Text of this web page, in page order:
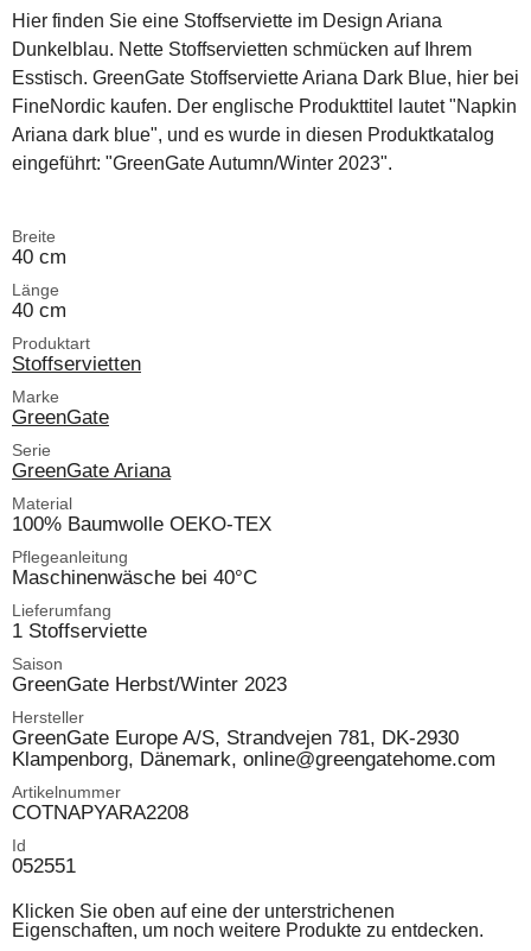
Hier finden Sie eine Stoffserviette im Design Ariana
Dunkelblau. Nette Stoffservietten schmücken auf Ihrem
Esstisch. GreenGate Stoffserviette Ariana Dark Blue, hier bei
FineNordic kaufen. Der englische Produkttitel lautet "Napkin
Ariana dark blue", und es wurde in diesen Produktkatalog
eingeführt: "GreenGate Autumn/Winter 2023".
Breite
40 cm
Länge
40 cm
Produktart
Stoffservietten
Marke
GreenGate
Serie
GreenGate Ariana
Material
100% Baumwolle OEKO-TEX
Pflegeanleitung
Maschinenwäsche bei 40°C
Lieferumfang
1 Stoffserviette
Saison
GreenGate Herbst/Winter 2023
Hersteller
GreenGate Europe A/S, Strandvejen 781, DK-2930
Klampenborg, Dänemark, online@greengatehome.com
Artikelnummer
COTNAPYARA2208
Id
052551
Klicken Sie oben auf eine der unterstrichenen
Eigenschaften, um noch weitere Produkte zu entdecken.